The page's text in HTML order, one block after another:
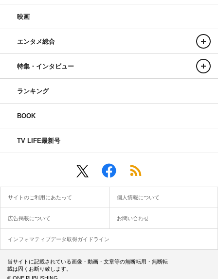
映画
エンタメ総合
特集・インタビュー
ランキング
BOOK
TV LIFE最新号
サイトのご利用にあたって 個人情報について
広告掲載について お問い合わせ
インフォマティブデータ取得ガイドライン
当サイトに記載されている画像・動画・文章等の無断転用・無断転
載は固くお断り致します。